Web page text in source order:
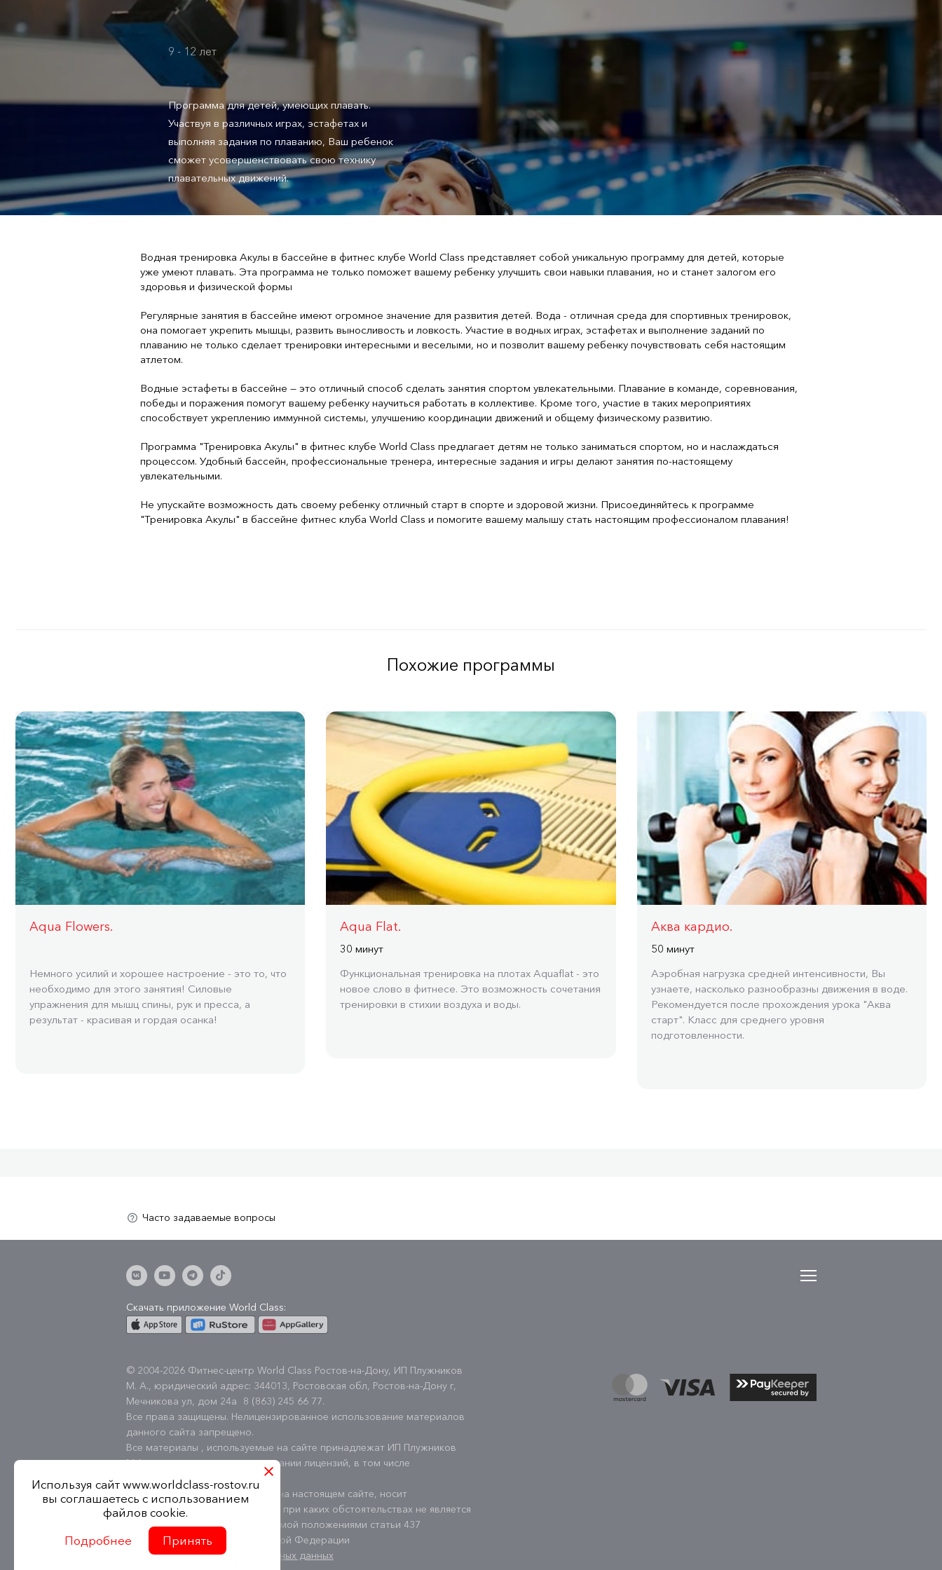
9 - 12 лет
Программа для детей, умеющих плавать.
Участвуя в различных играх, эстафетах и
выполняя задания по плаванию, Ваш ребенок
сможет усовершенствовать свою технику
плавательных движений.
Водная тренировка Акулы в бассейне в фитнес клубе World Class представляет собой уникальную программу для детей, которые
уже умеют плавать. Эта программа не только поможет вашему ребенку улучшить свои навыки плавания, но и станет залогом его
здоровья и физической формы
Регулярные занятия в бассейне имеют огромное значение для развития детей. Вода - отличная среда для спортивных тренировок,
она помогает укрепить мышцы, развить выносливость и ловкость. Участие в водных играх, эстафетах и выполнение заданий по
плаванию не только сделает тренировки интересными и веселыми, но и позволит вашему ребенку почувствовать себя настоящим
атлетом.
Водные эстафеты в бассейне — это отличный способ сделать занятия спортом увлекательными. Плавание в команде, соревнования,
победы и поражения помогут вашему ребенку научиться работать в коллективе. Кроме того, участие в таких мероприятиях
способствует укреплению иммунной системы, улучшению координации движений и общему физическому развитию.
Программа "Тренировка Акулы" в фитнес клубе World Class предлагает детям не только заниматься спортом, но и наслаждаться
процессом. Удобный бассейн, профессиональные тренера, интересные задания и игры делают занятия по-настоящему
увлекательными.
Не упускайте возможность дать своему ребенку отличный старт в спорте и здоровой жизни. Присоединяйтесь к программе
"Тренировка Акулы" в бассейне фитнес клуба World Class и помогите вашему малышу стать настоящим профессионалом плавания!
Похожие программы
Aqua Flowers.
Немного усилий и хорошее настроение - это то, что
необходимо для этого занятия! Силовые
упражнения для мышц спины, рук и пресса, а
результат - красивая и гордая осанка!
Aqua Flat.
30 минут
Функциональная тренировка на плотах Aquaflat - это
новое слово в фитнесе. Это возможность сочетания
тренировки в стихии воздуха и воды.
Аква кардио.
50 минут
Аэробная нагрузка средней интенсивности, Вы
узнаете, насколько разнообразны движения в воде.
Рекомендуется после прохождения урока "Аква
старт". Класс для среднего уровня
подготовленности.
Используя сайт www.worldclass-rostov.ru
вы соглашаетесь с использованием
файлов cookie.
Подробнее
Принять
Скачать приложение World Class:
© 2004-2026 Фитнес-центр World Class Ростов-на-Дону, ИП Плужников
М. А., юридический адрес: 344013, Ростовская обл, Ростов-на-Дону г,
Мечникова ул, дом 24а
8 (863) 245 66 77.
Все права защищены. Нелицензированное использование материалов
данного сайта запрещено.
Все материалы , используемые на сайте принадлежат ИП Плужников
М.А. или используются на основании лицензий, в том числе
Shutterstock.com.
Вся информация, размещённая на настоящем сайте, носит
информационный характер и ни при каких обстоятельствах не является
публичной офертой, определяемой положениями статьи 437
Гражданского кодекса Российской Федерации
Политика обработки персональных данных